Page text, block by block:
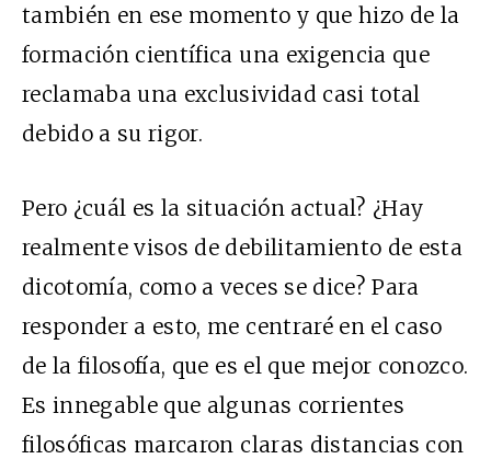
también en ese momento y que hizo de la
formación científica una exigencia que
reclamaba una exclusividad casi total
debido a su rigor.
Pero ¿cuál es la situación actual? ¿Hay
realmente visos de debilitamiento de esta
dicotomía, como a veces se dice? Para
responder a esto, me centraré en el caso
de la filosofía, que es el que mejor conozco.
Es innegable que algunas corrientes
filosóficas marcaron claras distancias con